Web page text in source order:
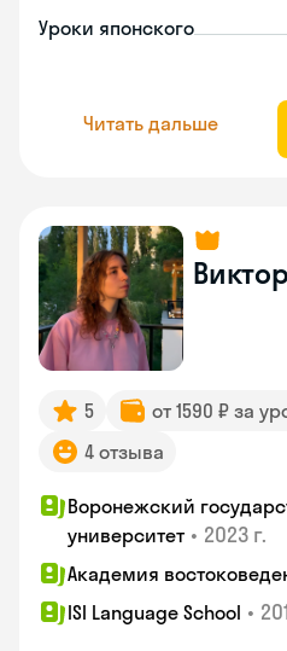
Уроки японского
Читать дальше
5 от 1590 ₽ за
4 отзыва
Воронежский
университет • 2023 г.
Академия
ISI Language School •